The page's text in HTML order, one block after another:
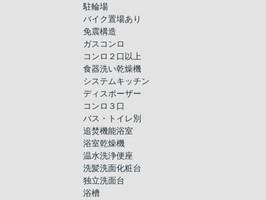
駐輪場
バイク置場あり
免震構造
ガスコンロ
コンロ２口以上
食器洗い乾燥機
システムキッチン
ディスポーザー
コンロ３口
バス・トイレ別
追焚機能浴室
浴室乾燥機
温水洗浄便座
洗髪洗面化粧台
独立洗面台
浴槽